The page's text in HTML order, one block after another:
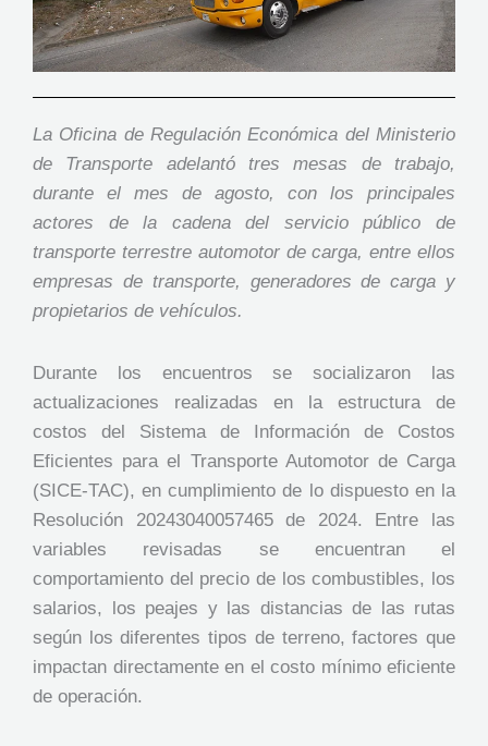
La Oficina de Regulación Económica del Ministerio
de Transporte adelantó tres mesas de trabajo,
durante el mes de agosto, con los principales
actores de la cadena del servicio público de
transporte terrestre automotor de carga, entre ellos
empresas de transporte, generadores de carga y
propietarios de vehículos.
Durante los encuentros se socializaron las
actualizaciones realizadas en la estructura de
costos del Sistema de Información de Costos
Eficientes para el Transporte Automotor de Carga
(SICE-TAC), en cumplimiento de lo dispuesto en la
Resolución 20243040057465 de 2024. Entre las
variables revisadas se encuentran el
comportamiento del precio de los combustibles, los
salarios, los peajes y las distancias de las rutas
según los diferentes tipos de terreno, factores que
impactan directamente en el costo mínimo eficiente
de operación.